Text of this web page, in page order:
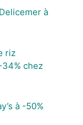
à
riz
chez
à -50%